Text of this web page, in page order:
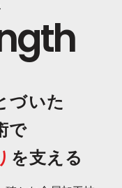
づいた
で
を支える